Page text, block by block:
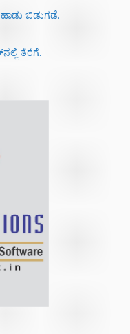
ಹಾಡು ಬಿಡುಗಡೆ.
ತೆರೆಗೆ.